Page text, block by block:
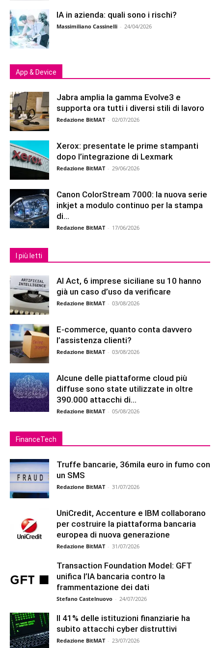
IA in azienda: quali sono i rischi?
Massimiliano Cassinelli - 24/04/2026
App & Device
Jabra amplia la gamma Evolve3 e
supporta ora tutti i diversi stili di lavoro
Redazione BitMAT - 02/07/2026
Xerox: presentate le prime stampanti
dopo l’integrazione di Lexmark
Redazione BitMAT - 29/06/2026
Canon ColorStream 7000: la nuova serie
inkjet a modulo continuo per la stampa
di...
Redazione BitMAT - 17/06/2026
I più letti
AI Act, 6 imprese siciliane su 10 hanno
già un caso d’uso da verificare
Redazione BitMAT - 03/08/2026
E-commerce, quanto conta davvero
l’assistenza clienti?
Redazione BitMAT - 03/08/2026
Alcune delle piattaforme cloud più
diffuse sono state utilizzate in oltre
390.000 attacchi di...
Redazione BitMAT - 05/08/2026
FinanceTech
Truffe bancarie, 36mila euro in fumo con
un SMS
Redazione BitMAT - 31/07/2026
UniCredit, Accenture e IBM collaborano
per costruire la piattaforma bancaria
europea di nuova generazione
Redazione BitMAT - 31/07/2026
Transaction Foundation Model: GFT
unifica l’IA bancaria contro la
frammentazione dei dati
Stefano Castelnuovo - 24/07/2026
Il 41% delle istituzioni finanziarie ha
subito attacchi cyber distruttivi
Redazione BitMAT - 23/07/2026